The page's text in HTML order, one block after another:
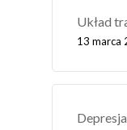
Układ
13 marca